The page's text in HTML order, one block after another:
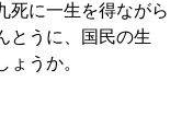
死に一生を得ながら
とうに、国民の生
うか。